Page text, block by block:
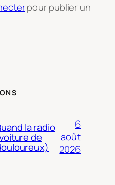
pour publier un
la radio
de
6
août
2026